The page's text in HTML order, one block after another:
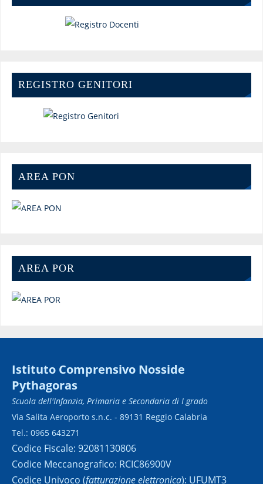
REGISTRO GENITORI
AREA PON
AREA POR
Istituto Comprensivo Nosside
Pythagoras
Scuola dell'Infanzia, Primaria e Secondaria di I grado
Via Salita Aeroporto s.n.c. - 89131 Reggio Calabria
Tel.: 0965 643271
Codice Fiscale: 92081130806
Codice Meccanografico: RCIC86900V
Codice Univoco (fatturazione elettronica): UFUMT3